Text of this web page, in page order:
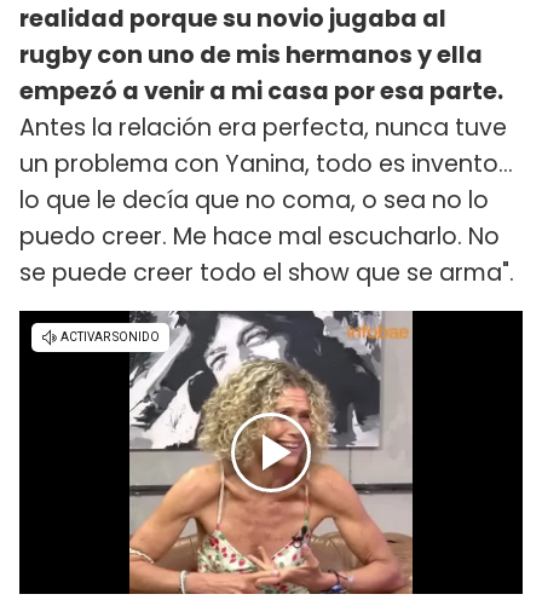
realidad porque su novio jugaba al
rugby con uno de mis hermanos y ella
empezó a venir a mi casa por esa parte.
Antes la relación era perfecta, nunca tuve
un problema con Yanina, todo es invento...
lo que le decía que no coma, o sea no lo
puedo creer. Me hace mal escucharlo. No
se puede creer todo el show que se arma".